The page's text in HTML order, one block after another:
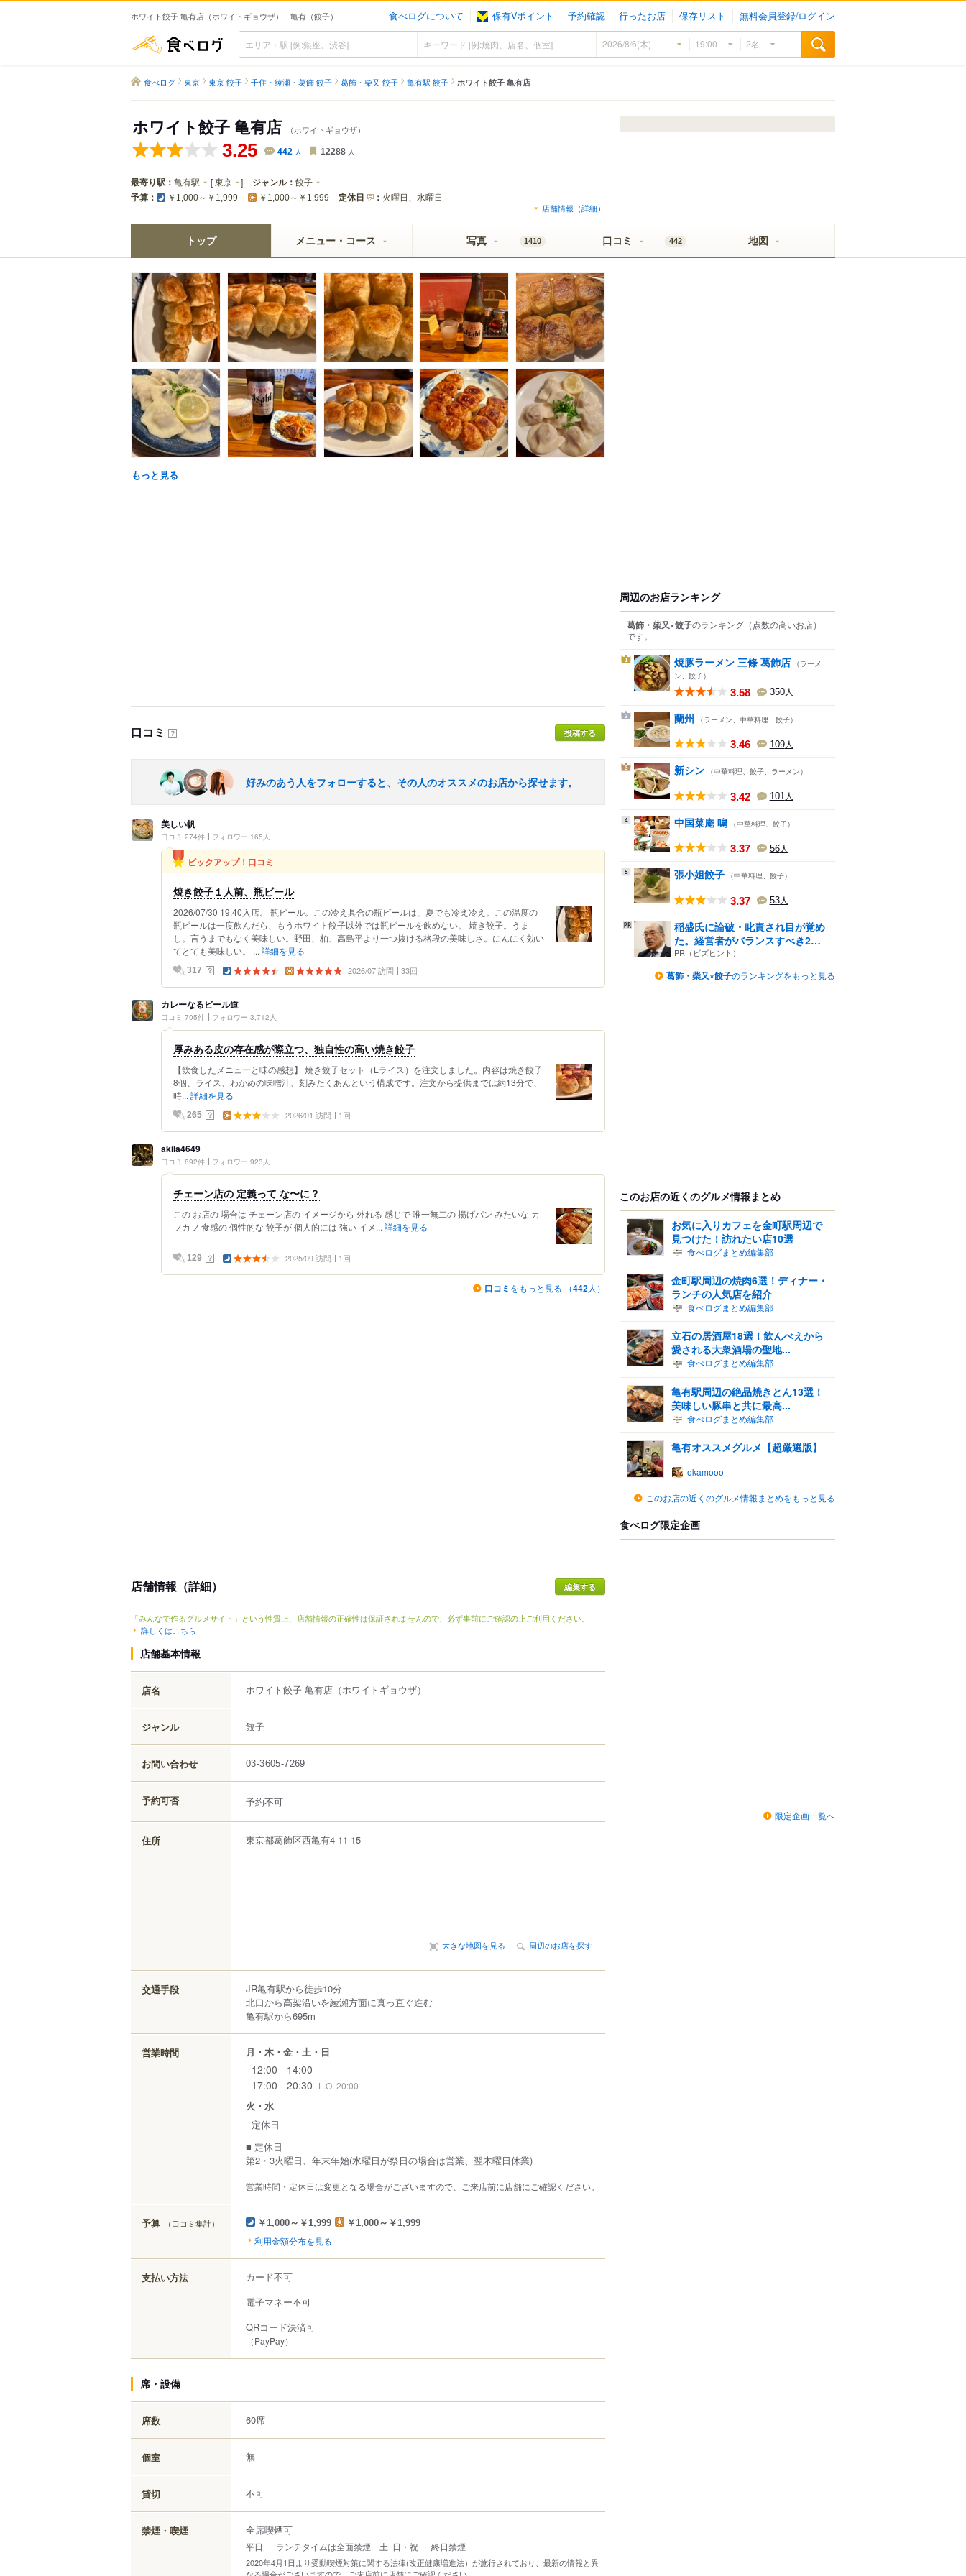
ホワイト餃子 亀有店（ホワイトギョウザ） - 亀有（餃子） 食べログについて 保有Vポイント 予約確認 行ったお店 保存リスト 無料会員登録/ログイン
食べログ
食べログ 東京 東京 餃子 千住・綾瀬・葛飾 餃子 葛飾・柴又 餃子 亀有駅 餃子 ホワイト餃子 亀有店
ホワイト餃子 亀有店 （ホワイトギョウザ）
3.25 442 人 12288 人
最寄り駅： 亀有駅 [東京 ] ジャンル： 餃子
予算： ￥1,000～￥1,999 ￥1,000～￥1,999 定休日 ： 火曜日、水曜日
店舗情報（詳細）
トップ メニュー・コース 写真 1410 口コミ 442 地図
もっと見る
口コミ ？ 投稿する
好みのあう人をフォローすると、その人のオススメのお店から探せます。
美しい帆
口コミ 274件 フォロワー 165人
ピックアップ！口コミ
焼き餃子１人前、瓶ビール
2026/07/30 19:40入店。 瓶ビール。この冷え具合の瓶ビールは、夏でも冷え冷え。この温度の
瓶ビールは一度飲んだら、もうホワイト餃子以外では瓶ビールを飲めない。 焼き餃子。うま
し。言うまでもなく美味しい。野田、柏、高島平より一つ抜ける格段の美味しさ。にんにく効い
てとても美味しい。 ... 詳細を見る
317 ？ 2026/07 訪問 33回
カレーなるビール道
口コミ 705件 フォロワー 3,712人
厚みある皮の存在感が際立つ、独自性の高い焼き餃子
【飲食したメニューと味の感想】 焼き餃子セット（Lライス）を注文しました。内容は焼き餃子
8個、ライス、わかめの味噌汁、刻みたくあんという構成です。注文から提供までは約13分で、
時... 詳細を見る
265 ？ 2026/01 訪問 1回
akila4649
口コミ 892件 フォロワー 923人
チェーン店の 定義って な〜に？
この お店の 場合は チェーン店の イメージから 外れる 感じで 唯一無二の 揚げパン みたいな カ
フカフ 食感の 個性的な 餃子が 個人的には 強い イメ... 詳細を見る
129 ？ 2025/09 訪問 1回
口コミ をもっと見る （442人）
店舗情報（詳細）
「みんなで作るグルメサイト」という性質上、店舗情報の正確性は保証されませんので、必ず事前にご確認の上ご利用ください。
詳しくはこちら
店舗基本情報
店名 ホワイト餃子 亀有店 （ホワイトギョウザ）
ジャンル 餃子
お問い合わせ 03-3605-7269
予約可否 予約不可
住所 東京都葛飾区西亀有4-11-15
大きな地図を見る 周辺のお店を探す
交通手段
JR亀有駅から徒歩10分
北口から高架沿いを綾瀬方面に真っ直ぐ進む
亀有駅から695m
営業時間 月・木・金・土・日
12:00 - 14:00
17:00 - 20:30 L.O. 20:00
火・水
定休日
■ 定休日
第2・3火曜日、年末年始(水曜日が祭日の場合は営業、翌木曜日休業)
営業時間・定休日は変更となる場合がございますので、ご来店前に店舗にご確認ください。
予算 （口コミ集計） ￥1,000～￥1,999 ￥1,000～￥1,999
利用金額分布を見る
支払い方法
カード不可
電子マネー不可
QRコード決済可
（PayPay）
席・設備
席数 60席
個室 無
貸切 不可
禁煙・喫煙 全席喫煙可
平日･･･ランチタイムは全面禁煙 土･日・祝･･･終日禁煙
2020年4月1日より受動喫煙対策に関する法律(改正健康増進法）が施行されており、最新の情報と異
なる場合がございますので、ご来店前に店舗にご確認ください。
周辺のお店ランキング
葛飾・柴又×餃子のランキング （点数の高いお店）
です。
1 焼豚ラーメン 三條 葛飾店 （ラーメ
ン、餃子）
3.58 350人
2 蘭州 （ラーメン、中華料理、餃子）
3.46 109人
3 新シン （中華料理、餃子、ラーメン）
3.42 101人
4 中国菜庵 鳴 （中華料理、餃子）
3.37 56人
5 張小姐餃子 （中華料理、餃子）
3.37 53人
稲盛氏に論破・叱責され目が覚め
た。経営者がバランスすべき2
つ...
PR（ビズヒント）
葛飾・柴又×餃子のランキングをもっと見る
このお店の近くのグルメ情報まとめ
お気に入りカフェを金町駅周辺で
見つけた！訪れたい店10選
食べログまとめ編集部
金町駅周辺の焼肉6選！ディナー・
ランチの人気店を紹介
食べログまとめ編集部
立石の居酒屋18選！飲んべえから
愛される大衆酒場の聖地...
食べログまとめ編集部
亀有駅周辺の絶品焼きとん13選！
美味しい豚串と共に最高...
食べログまとめ編集部
亀有オススメグルメ【超厳選版】
okamooo
このお店の近くのグルメ情報まとめをもっと見る
食べログ限定企画
限定企画一覧へ